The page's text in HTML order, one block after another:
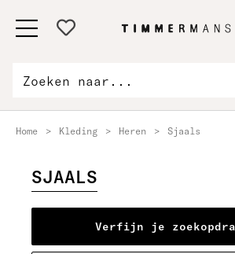
Home > Kleding > Heren > Sjaals
SJAALS
Verfijn je